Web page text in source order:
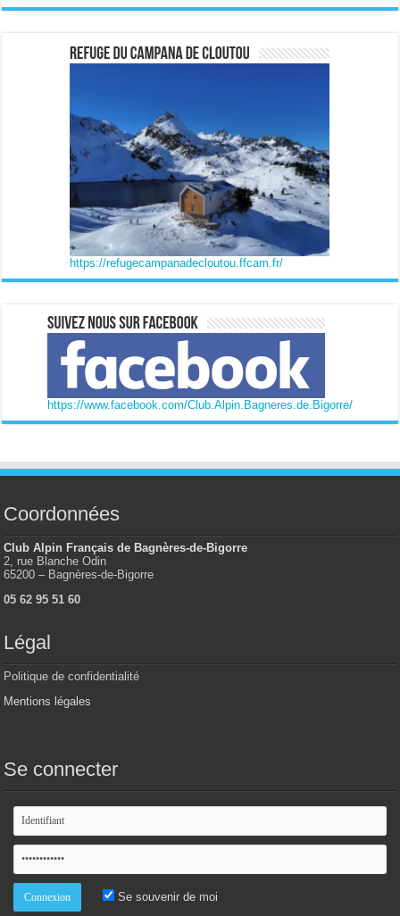
https://refugecampanadecloutou.ffcam.fr/
https://www.facebook.com/Club.Alpin.Bagneres.de.Bigorre/
Coordonnées
Club Alpin Français de Bagnères-de-Bigorre
2, rue Blanche Odin
65200 – Bagnères-de-Bigorre
05 62 95 51 60
Légal
Politique de confidentialité
Mentions légales
Se connecter
Se souvenir de moi